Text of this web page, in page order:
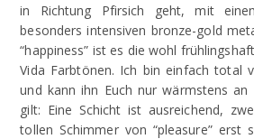
in Richtung Pfirsich geht, mit
besonders intensiven bronze-gold
“happiness” ist es die wohl
Vida Farbtönen. Ich bin einfach total
und kann ihn Euch nur wärmstens an
gilt: Eine Schicht ist ausreichend,
tollen Schimmer von “pleasure” erst